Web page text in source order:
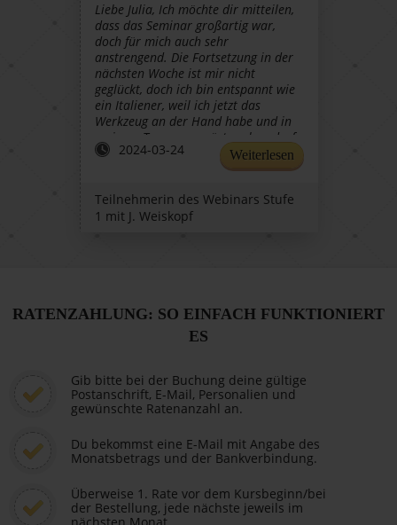
Liebe Julia, Ich möchte dir mitteilen,
dass das Seminar großartig war,
doch für mich auch sehr
anstrengend. Die Fortsetzung in der
nächsten Woche ist mir nicht
geglückt, doch ich bin entspannt wie
ein Italiener, weil ich jetzt das
Werkzeug an der Hand habe und in
meinem Tempo vorwärts gehen darf.
Diese Seminare müssen kombiniert
mit einem Urlaub und Wanderungen
Information, wenn ihr so etwas
anbietet.
2024-03-24 Weiterlesen
Teilnehmerin des Webinars Stufe
1 mit J. Weiskopf
RATENZAHLUNG: SO EINFACH FUNKTIONIERT
ES
Gib bitte bei der Buchung deine gültige
Postanschrift, E-Mail, Personalien und
gewünschte Ratenanzahl an.
Du bekommst eine E-Mail mit Angabe des
Monatsbetrags und der Bankverbindung.
Überweise 1. Rate vor dem Kursbeginn/bei
der Bestellung, jede nächste jeweils im
nächsten Monat.